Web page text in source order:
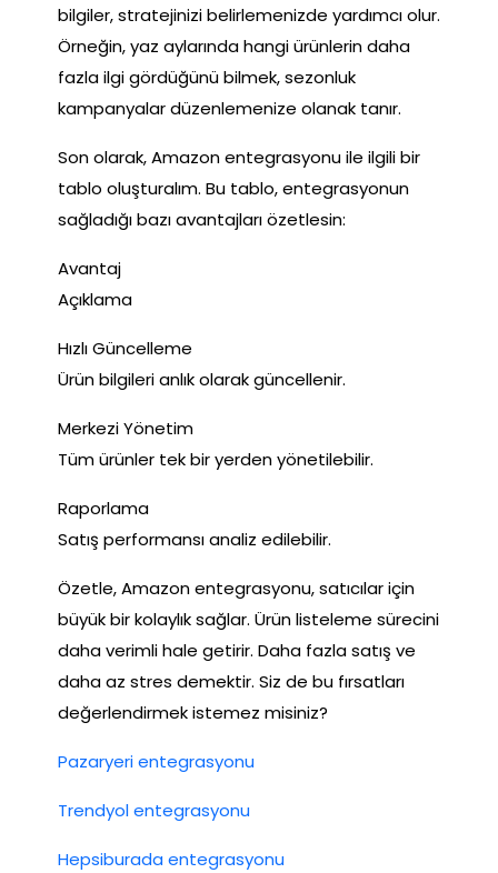
bilgiler, stratejinizi belirlemenizde yardımcı olur.
Örneğin, yaz aylarında hangi ürünlerin daha
fazla ilgi gördüğünü bilmek, sezonluk
kampanyalar düzenlemenize olanak tanır.
Son olarak, Amazon entegrasyonu ile ilgili bir
tablo oluşturalım. Bu tablo, entegrasyonun
sağladığı bazı avantajları özetlesin:
Avantaj
Açıklama
Hızlı Güncelleme
Ürün bilgileri anlık olarak güncellenir.
Merkezi Yönetim
Tüm ürünler tek bir yerden yönetilebilir.
Raporlama
Satış performansı analiz edilebilir.
Özetle, Amazon entegrasyonu, satıcılar için
büyük bir kolaylık sağlar. Ürün listeleme sürecini
daha verimli hale getirir. Daha fazla satış ve
daha az stres demektir. Siz de bu fırsatları
değerlendirmek istemez misiniz?
Pazaryeri entegrasyonu
Trendyol entegrasyonu
Hepsiburada entegrasyonu